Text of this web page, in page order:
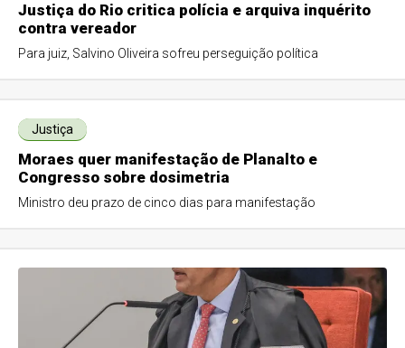
Justiça do Rio critica polícia e arquiva inquérito
contra vereador
Para juiz, Salvino Oliveira sofreu perseguição política
Justiça
Moraes quer manifestação de Planalto e
Congresso sobre dosimetria
Ministro deu prazo de cinco dias para manifestação